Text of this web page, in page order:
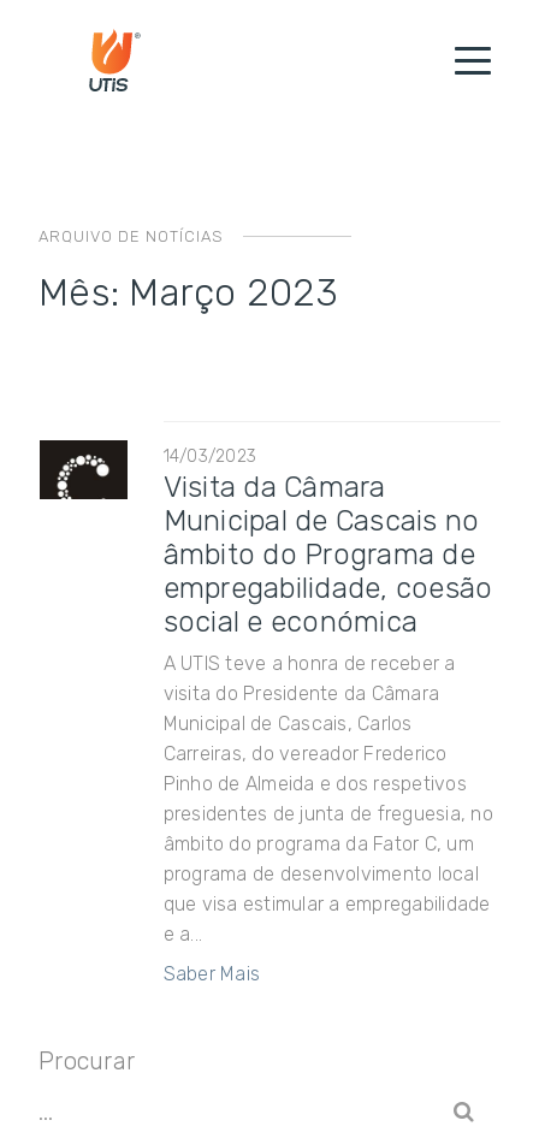
ARQUIVO DE NOTÍCIAS
Mês: Março 2023
14/03/2023
Visita da Câmara
Municipal de Cascais no
âmbito do Programa de
empregabilidade, coesão
social e económica
A UTIS teve a honra de receber a
visita do Presidente da Câmara
Municipal de Cascais, Carlos
Carreiras, do vereador Frederico
Pinho de Almeida e dos respetivos
presidentes de junta de freguesia, no
âmbito do programa da Fator C, um
programa de desenvolvimento local
que visa estimular a empregabilidade
e a...
Saber Mais
Procurar